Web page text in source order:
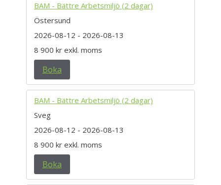
BAM - Bättre Arbetsmiljö (2 dagar)
Östersund
2026-08-12 - 2026-08-13
8 900 kr exkl. moms
Boka
BAM - Bättre Arbetsmiljö (2 dagar)
Sveg
2026-08-12 - 2026-08-13
8 900 kr exkl. moms
Boka